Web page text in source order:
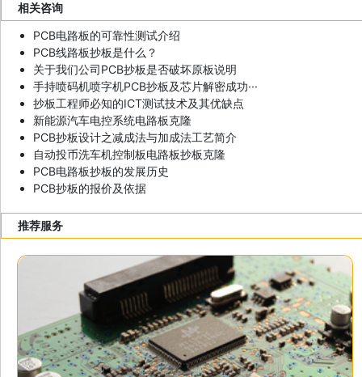
相关咨询
PCB电路板的可靠性测试介绍
PCB线路板抄板是什么？
关于我们公司PCB抄板是否破坏原板说明
手持喷码机喷字机PCB抄板及芯片解密成功···
抄板工程师必知的ICT测试技术及其优缺点
新能源汽车电控系统电路板克隆
PCB抄板设计之减成法与加成法工艺简介
自动投币洗车机控制板电路板抄板克隆
PCB电路板抄板的发展历史
PCB抄板的报价及依据
推荐服务